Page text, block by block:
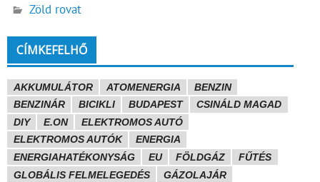
Zöld rovat
CÍMKEFELHŐ
AKKUMULÁTOR ATOMENERGIA
BENZIN
BENZINÁR
BICIKLI BUDAPEST
CSINÁLD MAGAD
DIY
E.ON
ELEKTROMOS AUTÓ
ELEKTROMOS AUTÓK
ENERGIA
ENERGIAHATÉKONYSÁG
EU FÖLDGÁZ
FŰTÉS
GLOBÁLIS FELMELEGEDÉS
GÁZOLAJÁR